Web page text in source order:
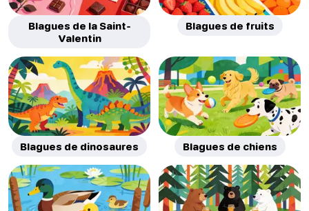
Blagues de la Saint-
Valentin
Blagues de fruits
Blagues de dinosaures Blagues de chiens